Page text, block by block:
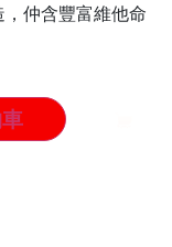
仲含豐富維他命